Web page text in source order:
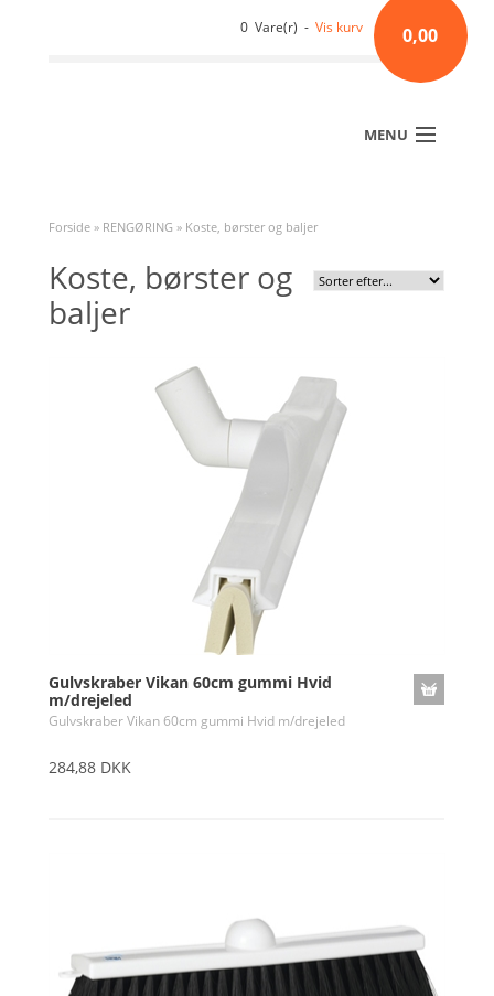
0 Vare(r) -Vis kurv 0,00
MENU
Forside » RENGØRING » Koste, børster og baljer
Koste, børster og
baljer
Gulvskraber Vikan 60cm gummi Hvid
m/drejeled
Gulvskraber Vikan 60cm gummi Hvid m/drejeled
284,88 DKK